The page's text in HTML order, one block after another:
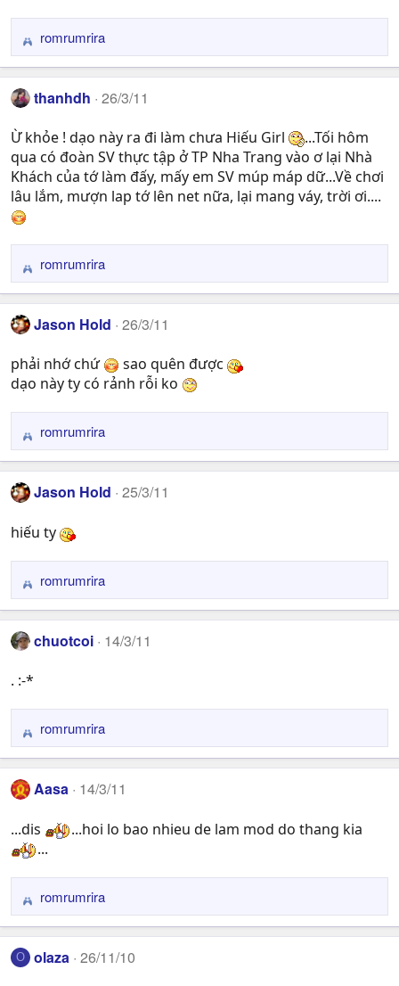
R
e
a
c
i
o
n
s
:
romrumrira
thanhdh 26/3/11
Ừ khỏe ! dạo này ra đi làm chưa Hiếu Girl
...Tối hôm
qua có đoàn SV thực tập ở TP Nha Trang vào ơ lại Nhà
Khách của tớ làm đấy, mấy em SV múp máp dữ...Về chơi
lâu lắm, mượn lap tớ lên net nữa, lại mang váy, trời ơi....
R
e
a
c
i
o
romrumrira
Jason Hold 26/3/11
phải nhớ chứ
sao quên được
dạo này ty có rảnh rỗi ko
R
e
a
c
i
s
:
romrumrira
Jason Hold 25/3/11
hiếu ty
R
e
a
c
i
s
:
romrumrira
chuotcoi 14/3/11
. :-*
R
e
a
c
i
o
romrumrira
Aasa 14/3/11
...dis
...hoi lo bao nhieu de lam mod do thang kia
...
R
e
a
c
romrumrira
O olaza 26/11/10